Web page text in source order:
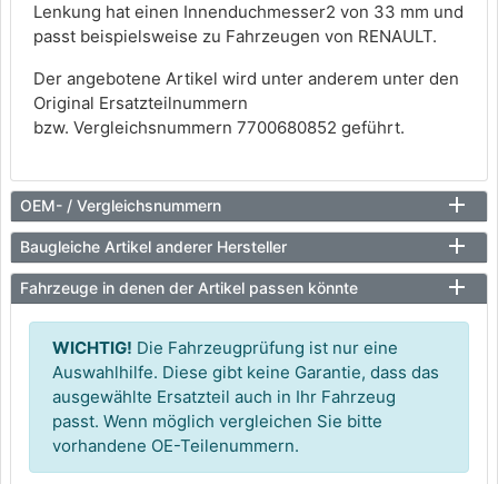
Lenkung hat einen Innenduchmesser2 von 33 mm und
passt beispielsweise zu Fahrzeugen von RENAULT.
Der angebotene Artikel wird unter anderem unter den
Original Ersatzteilnummern
bzw. Vergleichsnummern 7700680852 geführt.
OEM- / Vergleichsnummern
Baugleiche Artikel anderer Hersteller
Fahrzeuge in denen der Artikel passen könnte
WICHTIG! Die Fahrzeugprüfung ist nur eine
Auswahlhilfe. Diese gibt keine Garantie, dass das
ausgewählte Ersatzteil auch in Ihr Fahrzeug
passt. Wenn möglich vergleichen Sie bitte
vorhandene OE-Teilenummern.